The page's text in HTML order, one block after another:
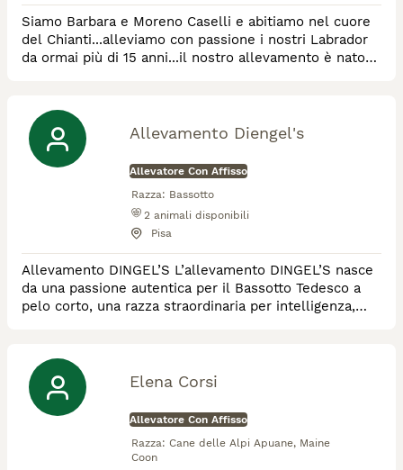
Siamo Barbara e Moreno Caselli e abitiamo nel cuore
del Chianti...alleviamo con passione i nostri Labrador
da ormai più di 15 anni...il nostro allevamento è nato
scoperto negli ultimi anni un'altra razza
meravigliosa...il Chesapeake Bay Retriever, facente
parte sempre della famiglia dei Retriever, un cane
Allevamento Diengel's
Allevatore Con Affisso
Razza: Bassotto
2 animali disponibili
Pisa
Allevamento DINGEL’S L’allevamento DINGEL’S nasce
da una passione autentica per il Bassotto Tedesco a
pelo corto, una razza straordinaria per intelligenza,
prestigiose linee di sangue di alta genealogia e hanno
ottenuto importanti risultati nelle esposizioni ufficiali
ENCI. La selezione viene cond
Elena Corsi
Allevatore Con Affisso
Razza: Cane delle Alpi Apuane, Maine
Coon